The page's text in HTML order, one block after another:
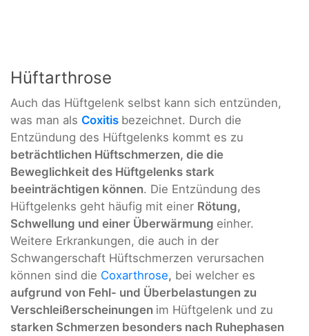
Hüftarthrose
Auch das Hüftgelenk selbst kann sich entzünden,
was man als Coxitis bezeichnet. Durch die
Entzündung des Hüftgelenks kommt es zu
beträchtlichen Hüftschmerzen, die die
Beweglichkeit des Hüftgelenks stark
beeinträchtigen können. Die Entzündung des
Hüftgelenks geht häufig mit einer Rötung,
Schwellung und einer Überwärmung einher.
Weitere Erkrankungen, die auch in der
Schwangerschaft Hüftschmerzen verursachen
können sind die Coxarthrose, bei welcher es
aufgrund von Fehl- und Überbelastungen zu
Verschleißerscheinungen im Hüftgelenk und zu
starken Schmerzen besonders nach Ruhephasen